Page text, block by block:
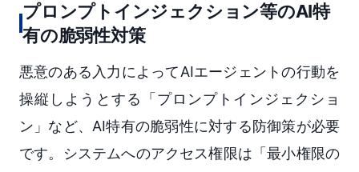
プロンプトインジェクション等のAI特
有の脆弱性対策
悪意のある入力によってAIエージェントの行動を
操縦しようとする「プロンプトインジェクショ
ン」など、AI特有の脆弱性に対する防御策が必要
です。システムへのアクセス権限は「最小権限の